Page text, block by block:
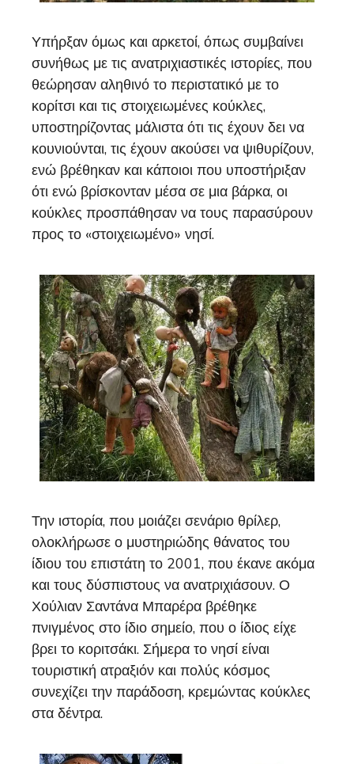
Υπήρξαν όμως και αρκετοί, όπως συμβαίνει
συνήθως με τις ανατριχιαστικές ιστορίες, που
θεώρησαν αληθινό το περιστατικό με το
κορίτσι και τις στοιχειωμένες κούκλες,
υποστηρίζοντας μάλιστα ότι τις έχουν δει να
κουνιούνται, τις έχουν ακούσει να ψιθυρίζουν,
ενώ βρέθηκαν και κάποιοι που υποστήριξαν
ότι ενώ βρίσκονταν μέσα σε μια βάρκα, οι
κούκλες προσπάθησαν να τους παρασύρουν
προς το «στοιχειωμένο» νησί.
Την ιστορία, που μοιάζει σενάριο θρίλερ,
ολοκλήρωσε ο μυστηριώδης θάνατος του
ίδιου του επιστάτη το 2001, που έκανε ακόμα
και τους δύσπιστους να ανατριχιάσουν. Ο
Χούλιαν Σαντάνα Μπαρέρα βρέθηκε
πνιγμένος στο ίδιο σημείο, που ο ίδιος είχε
βρει το κοριτσάκι. Σήμερα το νησί είναι
τουριστική ατραξιόν και πολύς κόσμος
συνεχίζει την παράδοση, κρεμώντας κούκλες
στα δέντρα.